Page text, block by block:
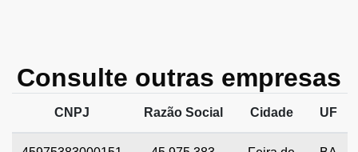
Consulte outras empresas
CNPJ Razão Social Cidade UF